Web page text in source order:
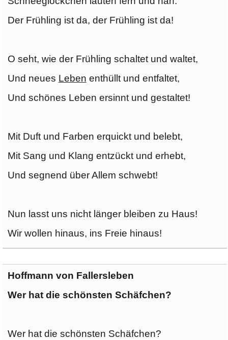
Der Frühling ist da, der Frühling ist da!
O seht, wie der Frühling schaltet und waltet,
Und neues Leben enthüllt und entfaltet,
Und schönes Leben ersinnt und gestaltet!
Mit Duft und Farben erquickt und belebt,
Mit Sang und Klang entzückt und erhebt,
Und segnend über Allem schwebt!
Nun lasst uns nicht länger bleiben zu Haus!
Wir wollen hinaus, ins Freie hinaus!
Hoffmann von Fallersleben
Wer hat die schönsten Schäfchen?
Wer hat die schönsten Schäfchen?